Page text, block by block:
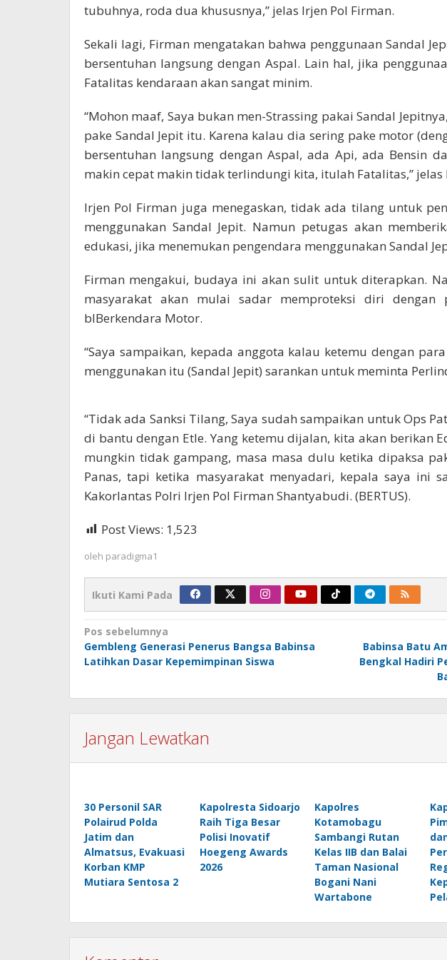
tubuhnya, roda dua khususnya,” jelas Irjen Pol Firman.
Sekali lagi, Firman mengatakan bahwa penggunaan Sandal
bersentuhan langsung dengan Aspal. Lain hal, jika
Fatalitas kendaraan akan sangat minim.
“Mohon maaf, Saya bukan men-Strassing pakai Sandal
pake Sandal Jepit itu. Karena kalau dia sering pake motor
bersentuhan langsung dengan Aspal, ada Api, ada Bensin
makin cepat makin tidak terlindungi kita, itulah Fatalitas,” jelas
Irjen Pol Firman juga menegaskan, tidak ada tilang untuk
menggunakan Sandal Jepit. Namun petugas akan
edukasi, jika menemukan pengendara menggunakan Sandal
Firman mengakui, budaya ini akan sulit untuk diterapkan.
masyarakat akan mulai sadar memproteksi diri dengan
blBerkendara Motor.
“Saya sampaikan, kepada anggota kalau ketemu dengan
menggunakan itu (Sandal Jepit) sarankan untuk meminta
“Tidak ada Sanksi Tilang, Saya sudah sampaikan untuk Ops
di bantu dengan Etle. Yang ketemu dijalan, kita akan berikan
mungkin tidak gampang, masa masa dulu ketika dipaksa
Panas, tapi ketika masyarakat menyadari, kepala saya ini
Kakorlantas Polri Irjen Pol Firman Shantyabudi. (BERTUS).
Post Views: 1,523
oleh paradigma1
Ikuti Kami Pada
Navigasi
pos
Pos sebelumnya
Gembleng Generasi Penerus Bangsa Babinsa
Latihkan Dasar Kepemimpinan Siswa
Babinsa Batu
Bengkal Hadiri
Jangan Lewatkan
30 Personil SAR
Polairud Polda
Jatim dan
Almatsus, Evakuasi
Korban KMP
Mutiara Sentosa 2
Kapolresta Sidoarjo
Raih Tiga Besar
Polisi Inovatif
Hoegeng Awards
2026
Kapolres
Kotamobagu
Sambangi Rutan
Kelas IIB dan Balai
Taman Nasional
Bogani Nani
Wartabone